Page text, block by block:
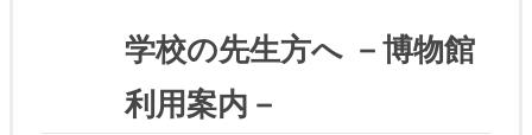
学校の先生方へ －博物館
利用案内－